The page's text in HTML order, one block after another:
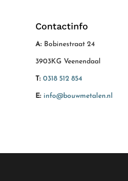
Contactinfo
A: Bobinestraat 24
3903KG Veenendaal
T: 0318 512 854
E: info@bouwmetalen.nl